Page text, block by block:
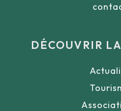
DÉCOUVRIR